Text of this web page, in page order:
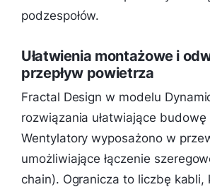
podzespołów.
Ułatwienia montażowe i
przepływ powietrza
Fractal Design w modelu
rozwiązania ułatwiające
Wentylatory wyposażono w
umożliwiające łączenie
chain). Ogranicza to liczbę kabli,